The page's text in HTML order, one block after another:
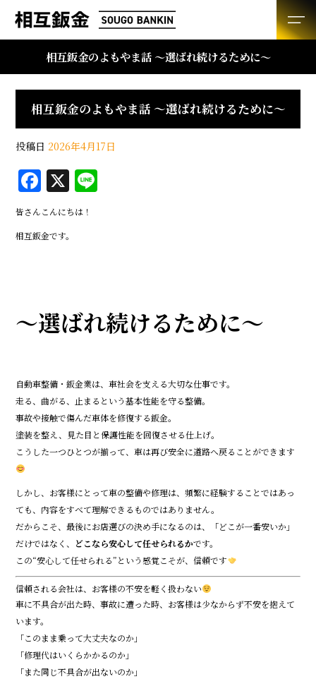
相互鈑金のよもやま話 ～選ばれ続けるために～
相互鈑金のよもやま話 ～選ばれ続けるために～
投稿日 2026年4月17日
F
a
c
e
o
k
X
皆さんこんにちは！
相互鈑金です。
～選ばれ続けるために～
自動車整備・鈑金業は、車社会を支える大切な仕事です。
走る、曲がる、止まるという基本性能を守る整備。
事故や接触で傷んだ車体を修復する鈑金。
塗装を整え、見た目と保護性能を回復させる仕上げ。
こうした一つひとつが揃って、車は再び安全に道路へ戻ることができます
しかし、お客様にとって車の整備や修理は、頻繁に経験することではあっ
ても、内容をすべて理解できるものではありません。
だからこそ、最後にお店選びの決め手になるのは、「どこが一番安いか」
だけではなく、 どこなら安心して任せられるかです。
この“安心して任せられる”という感覚こそが、信頼です
信頼される会社は、お客様の不安を軽く扱わない
車に不具合が出た時、事故に遭った時、お客様は少なからず不安を抱えて
います。
「このまま乗って大丈夫なのか」
「修理代はいくらかかるのか」
「また同じ不具合が出ないのか」